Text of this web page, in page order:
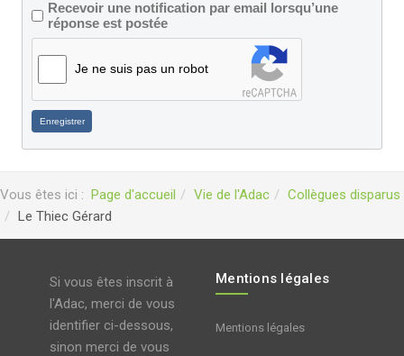
Recevoir une notification par email lorsqu’une
réponse est postée
Je ne suis pas un robot
Enregistrer
Vous êtes ici : Page d'accueil Vie de l'Adac
Collègues disparus
Le Thiec Gérard
Si vous êtes inscrit à
l'Adac, merci de vous
identifier ci-dessous,
sinon merci de vous
Mentions légales
Mentions légales